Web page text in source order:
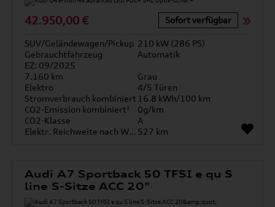
42.950,00 € Sofort verfügbar
SUV/Geländewagen/Pickup 210 kW (286 PS)
Gebrauchtfahrzeug
Automatik
EZ: 09/2025
7.160 km
Grau
Elektro
4/5 Türen
Stromverbrauch kombiniert 16.8 kWh/100 km
CO2-Emission kombiniert¹
0g/km
CO2-Klasse
A
Elektr. Reichweite nach WLTP* 527 km
Audi A7 Sportback 50 TFSI e qu S
line S-Sitze ACC 20"